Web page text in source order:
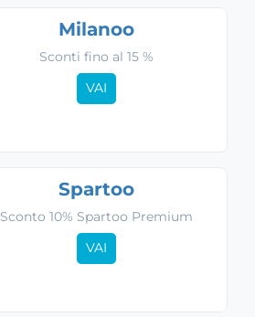
Milanoo
Sconti fino al 15 %
VAI
Spartoo
Sconto 10% Spartoo Premium
VAI